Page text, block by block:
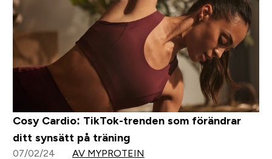
Cosy Cardio: TikTok-trenden som förändrar
ditt synsätt på träning
07/02/24 AV MYPROTEIN